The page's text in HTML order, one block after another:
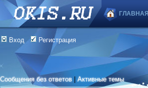
ГЛАВНАЯ
Вход Регистрация
Сообщения без ответов |Активные темы